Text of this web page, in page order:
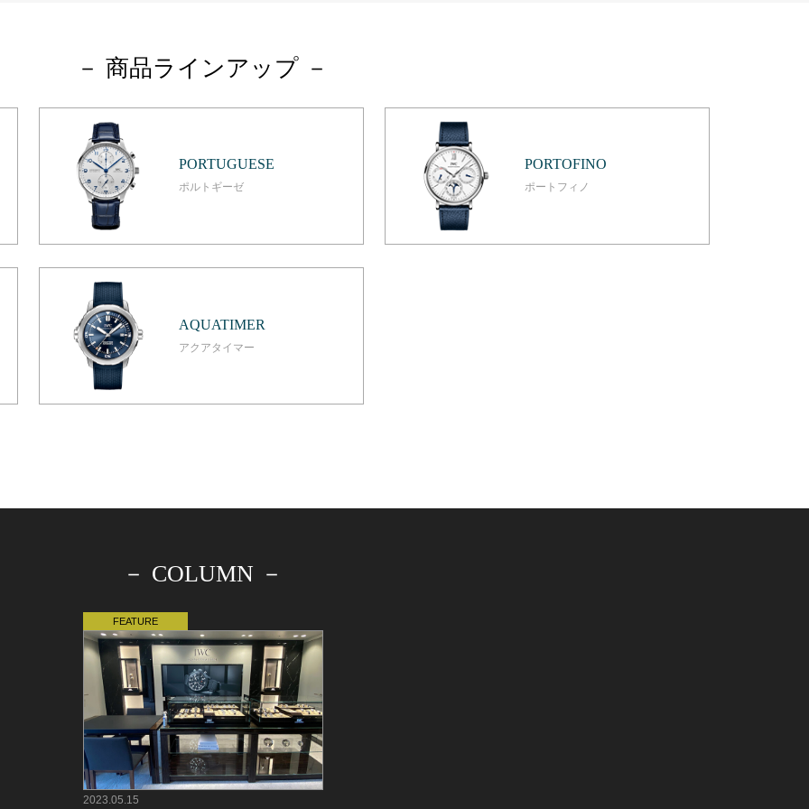
－ 商品ラインアップ －
PORTUGUESE
ポルトギーゼ
PORTOFINO
ポートフィノ
AQUATIMER
アクアタイマー
－ COLUMN －
2023.05.15